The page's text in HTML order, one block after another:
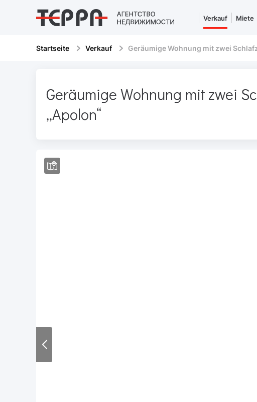
Verkauf Miete
Startseite Verkauf Geräumige Wohnung mit zwei
Geräumige Wohnung mit zwei
„Apolon“